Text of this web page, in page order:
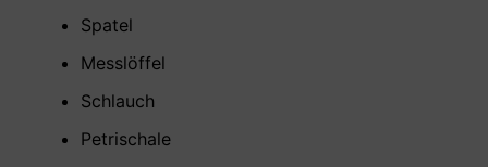
Spatel
Messlöffel
Schlauch
Petrischale